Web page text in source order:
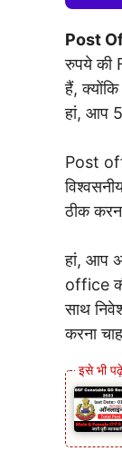
Post
रुपये की
हैं,
हां, आप
Post
ठीक
हां, आप
office
साथ
करना